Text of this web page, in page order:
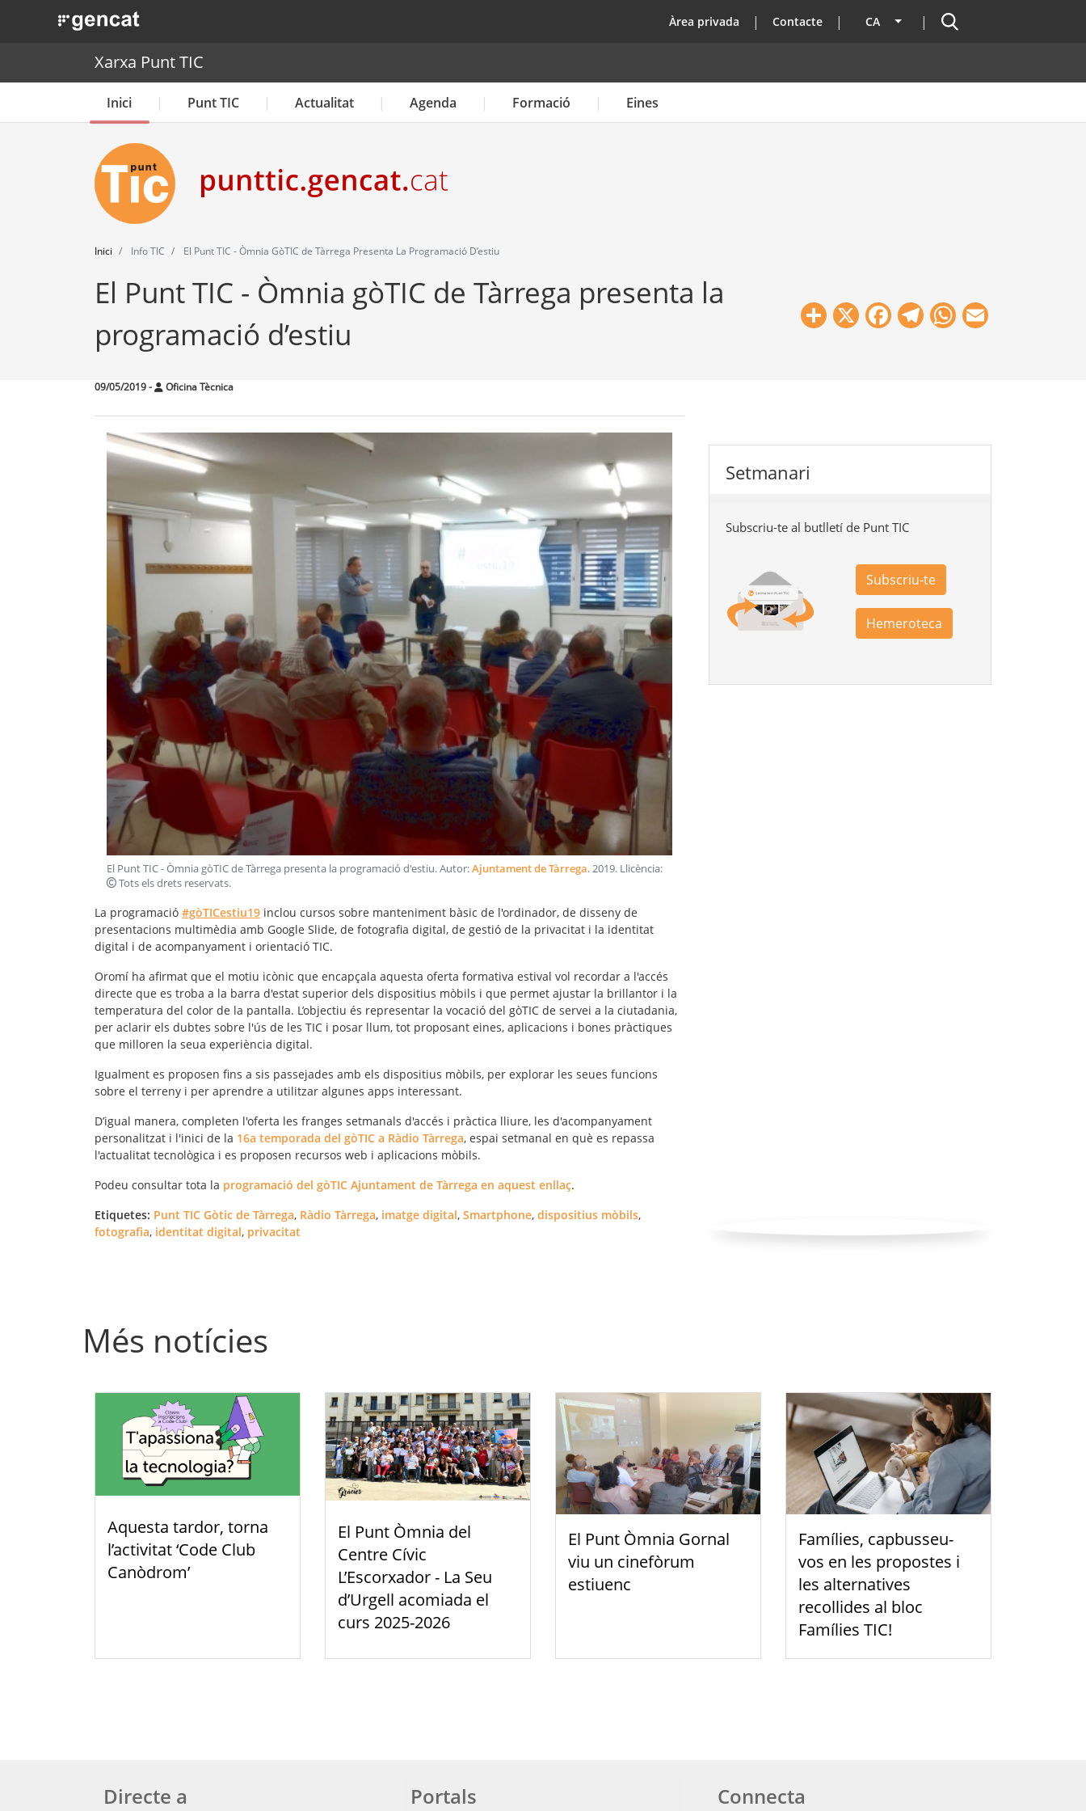
. Obre en una nova finestra. top
Àrea privada Contacte CA Llista les accions addicionals
Cercador
Xarxa Punt TIC
Inici Punt TIC Actualitat Agenda Formació Eines
Inici Info TIC El Punt TIC - Òmnia GòTIC de Tàrrega Presenta La Programació D’estiu
El Punt TIC - Òmnia gòTIC de Tàrrega presenta la
programació d’estiu
Share
X Facebook
Telegram
WhatsApp
09/05/2019- Oficina Tècnica
El Punt TIC - Òmnia gòTIC de Tàrrega presenta la programació d'estiu. Autor:Ajuntament de Tàrrega.2019. Llicència:
Tots els drets reservats.
La programació #gòTICestiu19 inclou cursos sobre manteniment bàsic de l'ordinador, de disseny de
presentacions multimèdia amb Google Slide, de fotografia digital, de gestió de la privacitat i la identitat
digital i de acompanyament i orientació TIC.
Oromí ha afirmat que el motiu icònic que encapçala aquesta oferta formativa estival vol recordar a l'accés
directe que es troba a la barra d'estat superior dels dispositius mòbils i que permet ajustar la brillantor i la
temperatura del color de la pantalla. L’objectiu és representar la vocació del gòTIC de servei a la ciutadania,
per aclarir els dubtes sobre l'ús de les TIC i posar llum, tot proposant eines, aplicacions i bones pràctiques
que milloren la seua experiència digital.
Igualment es proposen fins a sis passejades amb els dispositius mòbils, per explorar les seues funcions
sobre el terreny i per aprendre a utilitzar algunes apps interessant.
D’igual manera, completen l'oferta les franges setmanals d'accés i pràctica lliure, les d'acompanyament
personalitzat i l'inici de la 16a temporada del gòTIC a Ràdio Tàrrega, espai setmanal en què es repassa
l'actualitat tecnològica i es proposen recursos web i aplicacions mòbils.
Podeu consultar tota la programació del gòTIC Ajuntament de Tàrrega en aquest enllaç.
Etiquetes: Punt TIC Gòtic de Tàrrega, Ràdio Tàrrega, imatge digital, Smartphone, dispositius mòbils,
fotografia, identitat digital, privacitat
Setmanari
Subscriu-te al butlletí de Punt TIC
Subscriu-te
Hemeroteca
Més notícies
Aquesta tardor, torna
l’activitat ‘Code Club
Canòdrom’
El Punt Òmnia del
Centre Cívic
L’Escorxador - La Seu
d’Urgell acomiada el
curs 2025-2026
El Punt Òmnia Gornal
viu un cinefòrum
estiuenc
Famílies, capbusseu-
vos en les propostes i
les alternatives
recollides al bloc
Famílies TIC!
Directe a Portals Connecta